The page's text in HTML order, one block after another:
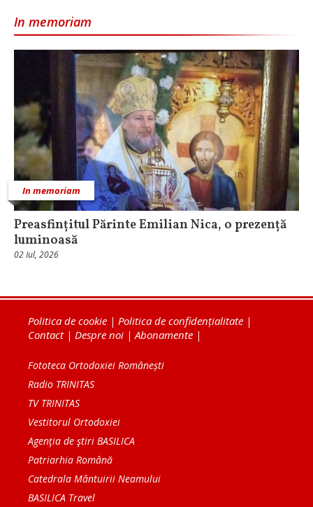
In memoriam
In memoriam
Preasfințitul Părinte Emilian Nica, o prezență
luminoasă
02 Iul, 2026
Politica de cookie | Politica de confidențialitate |
Contact| Despre noi | Abonamente |
Fototeca Ortodoxiei Românești
Radio TRINITAS
TV TRINITAS
Vestitorul Ortodoxiei
Agenţia de ştiri BASILICA
Patriarhia Română
Catedrala Mântuirii Neamului
BASILICA Travel